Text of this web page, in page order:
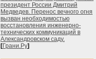
президент России Дмитрий
Медведев. Перенос вечного огня
вызван необходимостью
восстановления инженерно-
технических коммуникаций в
Александровском саду.
[Грани.Ру]